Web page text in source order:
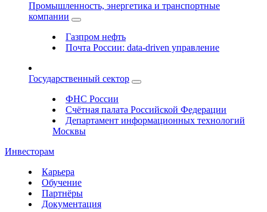
Промышленность, энергетика и транспортные
компании
Газпром нефть
Почта России: data-driven управление
Государственный сектор
ФНС России
Счётная палата Российской Федерации
Департамент информационных технологий
Москвы
Инвесторам
Карьера
Обучение
Партнёры
Документация